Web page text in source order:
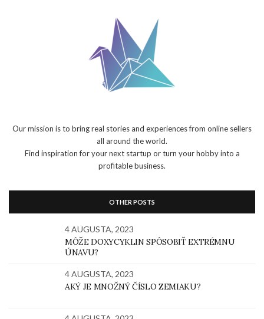
Our mission is to bring real stories and experiences from online sellers
all around the world.
Find inspiration for your next startup or turn your hobby into a
profitable business.
OTHER POSTS
4 AUGUSTA, 2023
MÔŽE DOXYCYKLIN SPÔSOBIŤ EXTRÉMNU
ÚNAVU?
4 AUGUSTA, 2023
AKÝ JE MNOŽNÝ ČÍSLO ZEMIAKU?